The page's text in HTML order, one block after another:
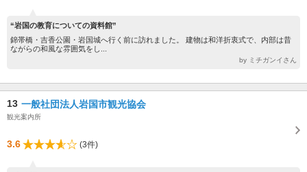
“岩国の教育についての資料館”
錦帯橋・吉香公園・岩国城へ行く前に訪れました。 建物は和洋折衷式で、内部は昔
ながらの和風な雰囲気をし...
by ミチガンイさん
13 一般社団法人岩国市観光協会
観光案内所
3.6 (3件)